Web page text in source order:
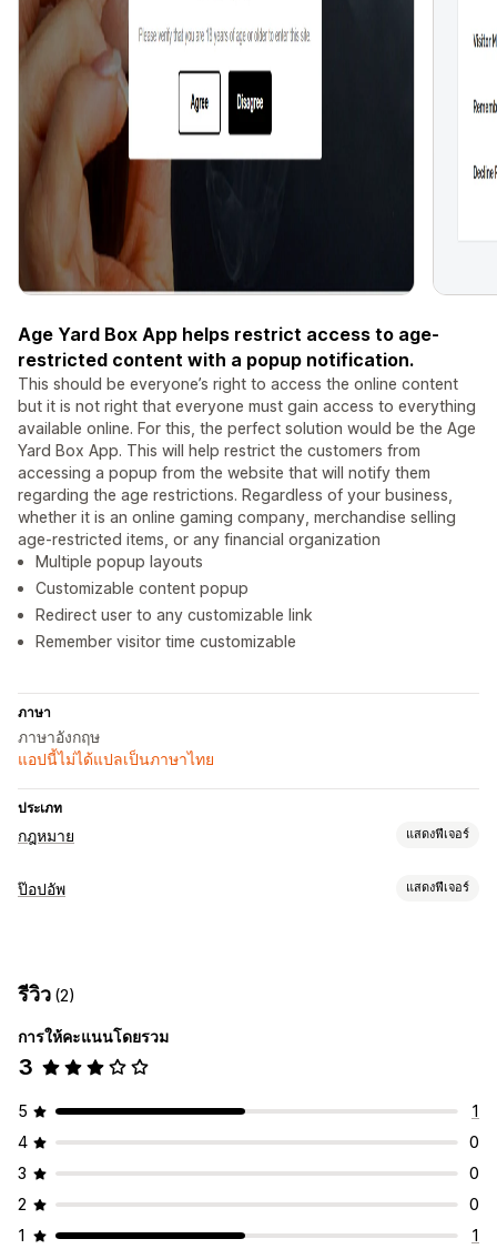
Age Yard Box App helps restrict access to age-
restricted content with a popup notification.
This should be everyone’s right to access the online content
but it is not right that everyone must gain access to everything
available online. For this, the perfect solution would be the Age
Yard Box App. This will help restrict the customers from
accessing a popup from the website that will notify them
regarding the age restrictions. Regardless of your business,
whether it is an online gaming company, merchandise selling
age-restricted items, or any financial organization
Multiple popup layouts
Customizable content popup
Redirect user to any customizable link
Remember visitor time customizable
ภาษา
ภาษาอังกฤษ
แอปนี้ไม่ได้แปลเป็นภาษาไทย
ประเภท
กฎหมาย แสดงฟีเจอร์
การปฏิบัติตามข้อกำหนด
การปรับแต่ง
ป๊อปอัพ แสดงฟีเจอร์
เทมเพลต ทริกเกอร์และกฎ
รีวิว (2)
การให้คะแนนโดยรวม
3
5
1
4
0
3
0
2
0
1
1